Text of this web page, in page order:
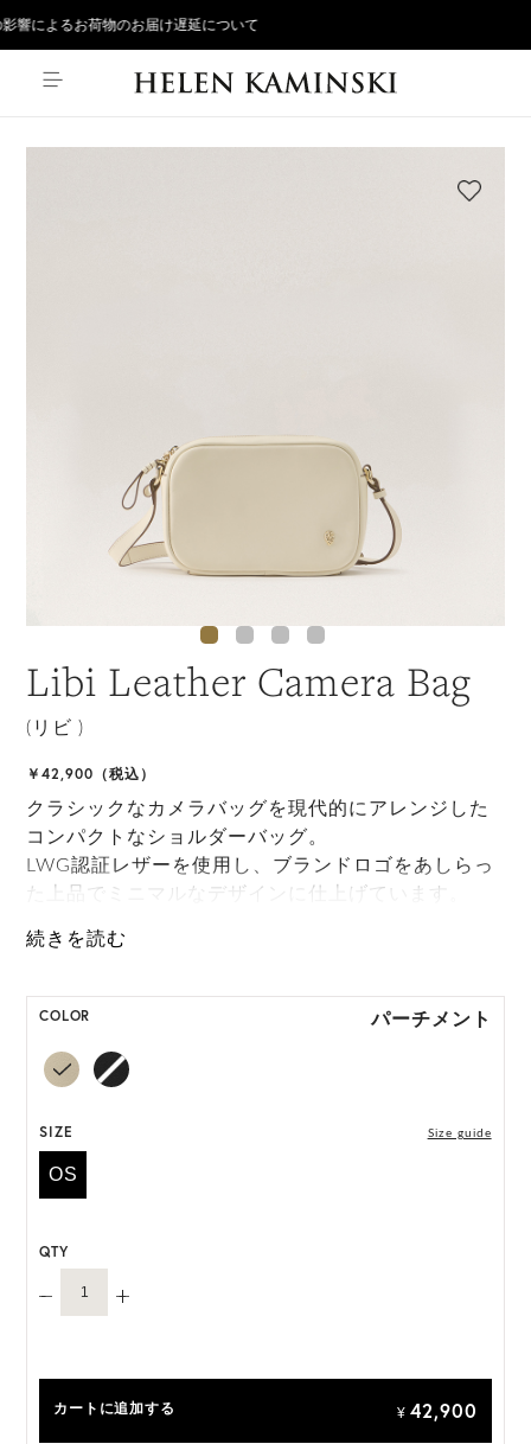
によるお荷物のお届け遅延について
Libi Leather Camera Bag
(リビ )
￥42,900（税込）
クラシックなカメラバッグを現代的にアレンジした
コンパクトなショルダーバッグ。
LWG認証レザーを使用し、ブランドロゴをあしらっ
た上品でミニマルなデザインに仕上げています。
常使いに活躍します。
*ハンドクラフト製品のため、製品サイズは多少の個
HAT BOX に収納できない商品です。
COLOR パーチメント
SIZE Size guide
OS
QTY
カートに追加する ¥ 42,900